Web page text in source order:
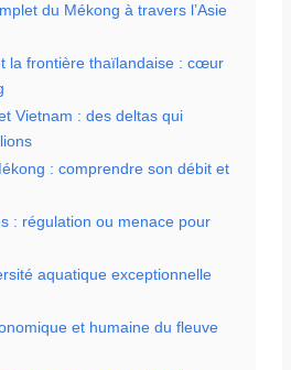
du Mékong à travers l’Asie
frontière thaïlandaise : cœur
Vietnam : des deltas qui
: comprendre son débit et
: régulation ou menace pour
aquatique exceptionnelle
et humaine du fleuve